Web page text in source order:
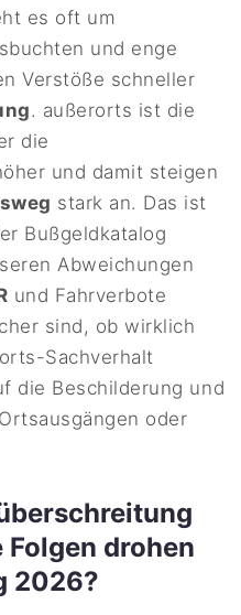
es oft um
und enge
Verstöße schneller
. außerorts ist die
die
und damit steigen
stark an. Das ist
Bußgeldkatalog
Abweichungen
und Fahrverbote
sind, ob wirklich
Sachverhalt
die Beschilderung und
oder
drohen
2026?